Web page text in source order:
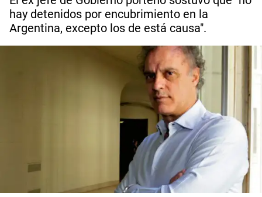
hay detenidos por encubrimiento en la
Argentina, excepto los de está causa".